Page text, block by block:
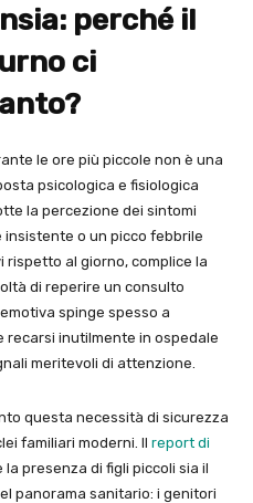
perché il
ci
le ore più piccole non è una
psicologica e fisiologica
la percezione dei sintomi
o un picco febbrile
al giorno, complice la
di reperire un consulto
spinge spesso a
inutilmente in ospedale
meritevoli di attenzione.
questa necessità di sicurezza
familiari moderni. Il report di
la presenza di figli piccoli sia il
panorama sanitario: i genitori